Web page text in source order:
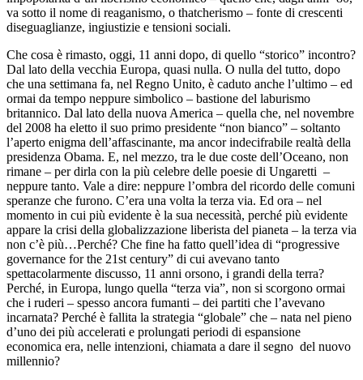
va sotto il nome di reaganismo, o thatcherismo – fonte di crescenti
diseguaglianze, ingiustizie e tensioni sociali.
Che cosa è rimasto, oggi, 11 anni dopo, di quello “storico” incontro?
Dal lato della vecchia Europa, quasi nulla. O nulla del tutto, dopo
che una settimana fa, nel Regno Unito, è caduto anche l’ultimo – ed
ormai da tempo neppure simbolico – bastione del laburismo
britannico. Dal lato della nuova America – quella che, nel novembre
del 2008 ha eletto il suo primo presidente “non bianco” – soltanto
l’aperto enigma dell’affascinante, ma ancor indecifrabile realtà della
presidenza Obama. E, nel mezzo, tra le due coste dell’Oceano, non
rimane – per dirla con la più celebre delle poesie di Ungaretti –
neppure tanto. Vale a dire: neppure l’ombra del ricordo delle comuni
speranze che furono. C’era una volta la terza via. Ed ora – nel
momento in cui più evidente è la sua necessità, perché più evidente
appare la crisi della globalizzazione liberista del pianeta – la terza via
non c’è più…Perché? Che fine ha fatto quell’idea di “progressive
governance for the 21st century” di cui avevano tanto
spettacolarmente discusso, 11 anni orsono, i grandi della terra?
Perché, in Europa, lungo quella “terza via”, non si scorgono ormai
che i ruderi – spesso ancora fumanti – dei partiti che l’avevano
incarnata? Perché è fallita la strategia “globale” che – nata nel pieno
d’uno dei più accelerati e prolungati periodi di espansione
economica era, nelle intenzioni, chiamata a dare il segno del nuovo
millennio?